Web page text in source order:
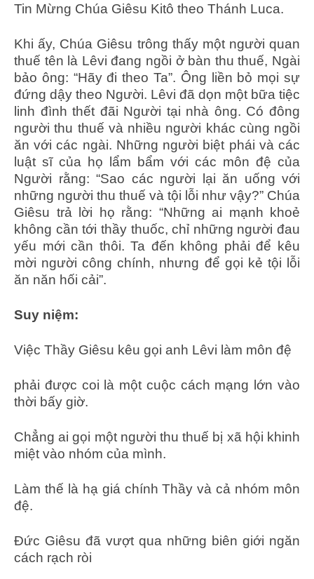
Tin Mừng Chúa Giêsu Kitô theo Thánh Luca.
Khi ấy, Chúa Giêsu trông thấy một người quan
thuế tên là Lêvi đang ngồi ở bàn thu thuế, Ngài
bảo ông: “Hãy đi theo Ta”. Ông liền bỏ mọi sự
đứng dậy theo Người. Lêvi đã dọn một bữa tiệc
linh đình thết đãi Người tại nhà ông. Có đông
người thu thuế và nhiều người khác cùng ngồi
ăn với các ngài. Những người biệt phái và các
luật sĩ của họ lẩm bẩm với các môn đệ của
Người rằng: “Sao các người lại ăn uống với
những người thu thuế và tội lỗi như vậy?” Chúa
Giêsu trả lời họ rằng: “Những ai mạnh khoẻ
không cần tới thầy thuốc, chỉ những người đau
yếu mới cần thôi. Ta đến không phải để kêu
mời người công chính, nhưng để gọi kẻ tội lỗi
ăn năn hối cải”.
Suy niệm:
Việc Thầy Giêsu kêu gọi anh Lêvi làm môn đệ
phải được coi là một cuộc cách mạng lớn vào
thời bấy giờ.
Chẳng ai gọi một người thu thuế bị xã hội khinh
miệt vào nhóm của mình.
Làm thế là hạ giá chính Thầy và cả nhóm môn
đệ.
Đức Giêsu đã vượt qua những biên giới ngăn
cách rạch ròi